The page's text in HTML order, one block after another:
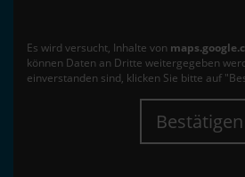
Es wird versucht, Inhalte von
können Daten an Dritte weitergegeben
einverstanden sind, klicken Sie bitte auf
Bestätigen